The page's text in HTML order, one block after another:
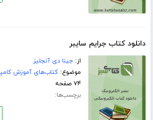
دانلود کتاب جرایم سایبر
از:جینا دی آنجلیز
موضوع:کتاب‌های آموزش
۷۴ صفحه
برچسب‌ها: